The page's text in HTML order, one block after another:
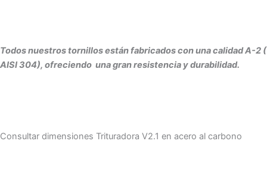
Todos nuestros tornillos están fabricados con una calidad A-2 (
AISI 304), ofreciendo una gran resistencia y durabilidad.
Consultar dimensiones Trituradora V2.1 en acero al carbono